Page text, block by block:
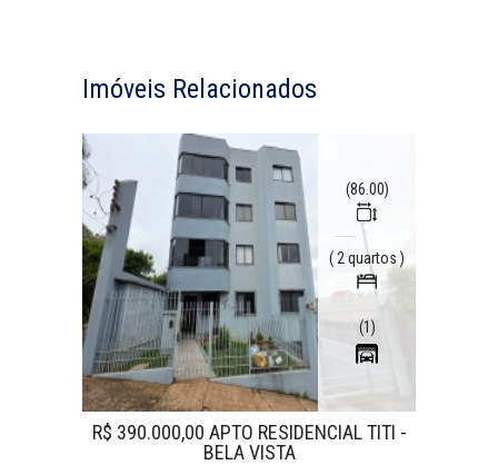
Imóveis Relacionados
(86.00)
( 2 quartos )
(1)
R$ 390.000,00 APTO RESIDENCIAL TITI -
BELA VISTA